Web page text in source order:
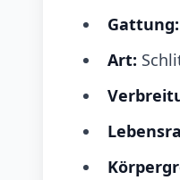
Gattung:
Art: